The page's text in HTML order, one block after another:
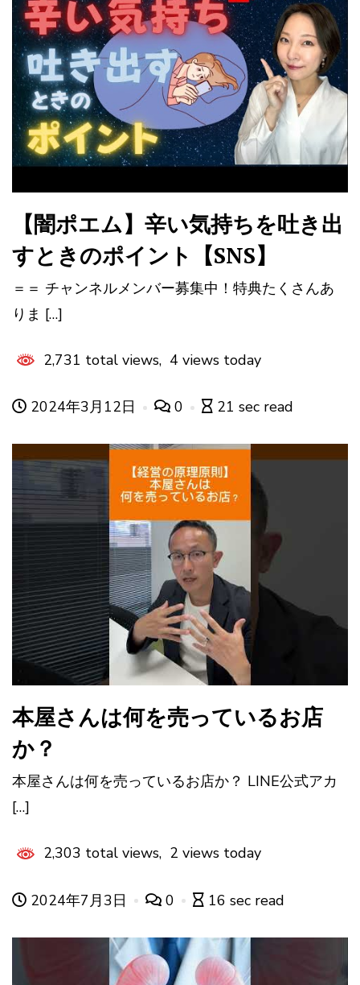
【闇ポエム】辛い気持ちを吐き出
すときのポイント【SNS】
＝＝ チャンネルメンバー募集中！特典たくさんあ
りま […]
2,731 total views, 4 views today
2024年3月12日 0 21 sec read
本屋さんは何を売っているお店
か？
本屋さんは何を売っているお店か？ LINE公式アカ
[…]
2,303 total views, 2 views today
2024年7月3日 0 16 sec read